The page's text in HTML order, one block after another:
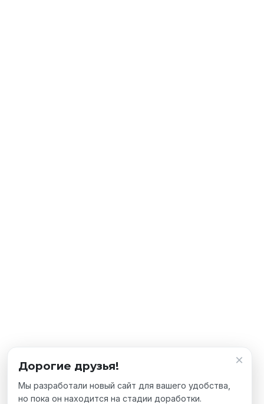
×
Дорогие друзья!
Мы разработали новый сайт для вашего удобства,
но пока он находится на стадии доработки.